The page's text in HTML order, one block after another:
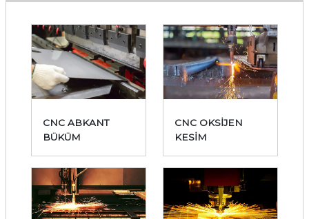
CNC ABKANT
BÜKÜM
CNC OKSİJEN
KESİM